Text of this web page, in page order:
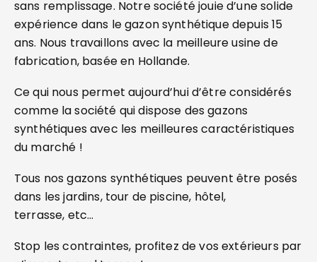
sans remplissage. Notre société jouie d’une solide
expérience dans le gazon synthétique depuis 15
ans. Nous travaillons avec la meilleure usine de
fabrication, basée en Hollande.
Ce qui nous permet aujourd’hui d’être considérés
comme la société qui dispose des gazons
synthétiques avec les meilleures caractéristiques
du marché !
Tous nos gazons synthétiques peuvent être posés
dans les jardins, tour de piscine, hôtel,
terrasse, etc…
Stop les contraintes, profitez de vos extérieurs par